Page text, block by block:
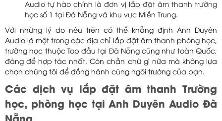
Audio tự hào chính là đơn vị lắp đặt âm thanh trường
học số 1 tại Đà Nẵng và khu vực Miền Trung.
Với những lý do nêu trên có thể khẳng định Anh Duyên
Audio là một trong các địa chỉ lắp đặt âm thanh phòng học,
trường học thuộc Top đầu tại Đà Nẵng cũng như toàn Quốc,
đáng để hợp tác nhất. Còn chần chừ gì nữa mà không lựa
chọn chúng tôi để đồng hành cùng ngôi trường của bạn.
Các dịch vụ lắp đặt âm thanh Trường
học, phòng học tại Anh Duyên Audio Đà